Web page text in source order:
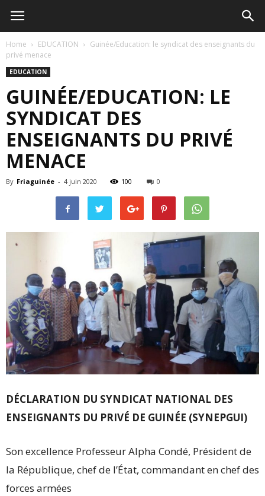
Home EDUCATION
Guinée/Education: le syndicat des enseignants du
privé menace
EDUCATION
GUINÉE/EDUCATION: LE
SYNDICAT DES
ENSEIGNANTS DU PRIVÉ
MENACE
By Friaguinée - 4 juin 2020 100 0
DÉCLARATION DU SYNDICAT NATIONAL DES
ENSEIGNANTS DU PRIVÉ DE GUINÉE (SYNEPGUI)
Son excellence Professeur Alpha Condé, Président de
la République, chef de l’État, commandant en chef des
forces armées